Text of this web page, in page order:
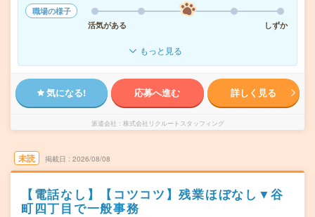
職場の様子
活気がある
しずか
もっと見る
気になる! 応募へ進む 詳しく見る
派遣会社 株式会社リクルートスタッフィング
未読 掲載日 2026/08/08
【電話なし】【コツコツ】残業ほぼなし▼谷
町四丁目で一般事務